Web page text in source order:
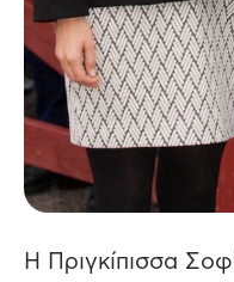
Η Πριγκίπισσα